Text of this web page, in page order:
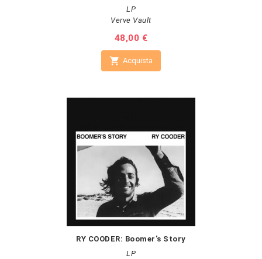
LP
Verve Vault
Prezzo
48,00 €
 Acquista
RY COODER: Boomer's Story
LP